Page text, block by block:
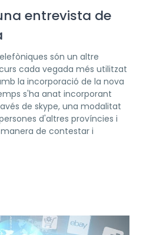
entrevista de
són un altre
cada vegada més utilitzat
la incorporació de la nova
s'ha anat incorporant
de skype, una modalitat
d'altres províncies i
de contestar i